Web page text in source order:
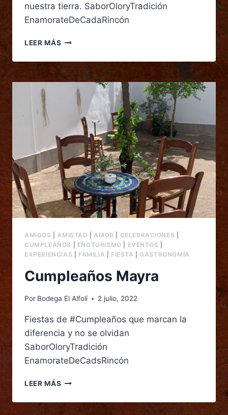
nuestra tierra. SaborOloryTradición
EnamorateDeCadaRincón
LEER MÁS
AMIGOS AMISTAD AMOR CELEBRACIONES
CUMPLEAÑOS
ENOTURISMO EVENTOS
EXPERIENCIAS
FAMILIA FIESTA GASTRONOMÍA
Cumpleaños Mayra
Por Bodega El Alfolí 2 julio, 2022
Fiestas de #Cumpleaños que marcan la
diferencia y no se olvidan
SaborOloryTradición
EnamorateDeCadsRincón
LEER MÁS